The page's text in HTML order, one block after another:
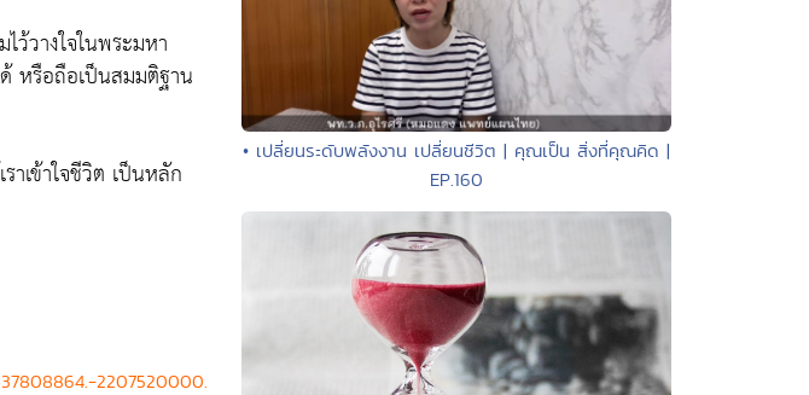
ว้วางใจในพระมหา
หรือถือเป็นสมมติฐาน
เข้าใจชีวิต เป็นหลัก
2207520000.
• เปลี่ยนระดับพลังงาน เปลี่ยนชีวิต | คุณเป็น สิ่งที่คุณคิด |
EP.160